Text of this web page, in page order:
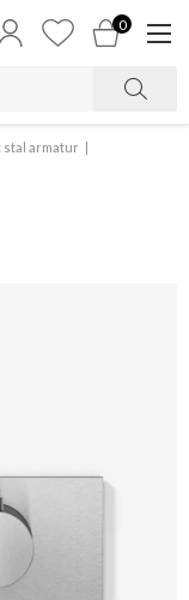
0
stal armatur